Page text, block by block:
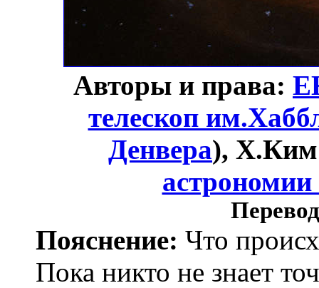
Авторы и права:
телескоп
Денвера),
астрономии
Пояснение: Что
Пока никто не знает